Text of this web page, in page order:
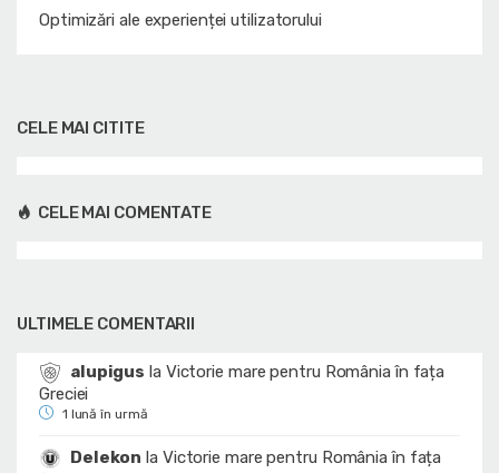
Optimizări ale experienței utilizatorului
CELE MAI CITITE
CELE MAI COMENTATE
ULTIMELE COMENTARII
alupigus la Victorie mare pentru România în fața
Greciei
1 lună în urmă
Delekon la Victorie mare pentru România în fața